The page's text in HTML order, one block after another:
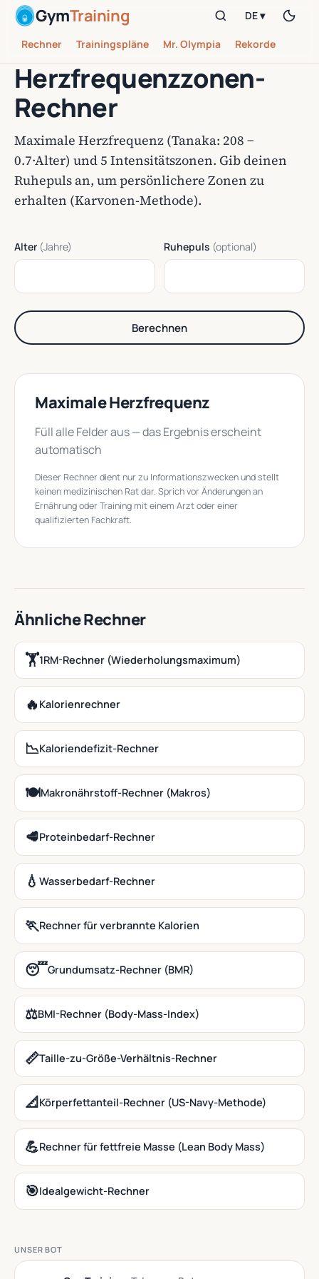
GymTraining
Rechner Trainingspläne Mr. Olympia Rekorde
DE ▾
Herzfrequenzzonen-
Rechner
Maximale Herzfrequenz (Tanaka: 208 −
0.7·Alter) und 5 Intensitätszonen. Gib deinen
Ruhepuls an, um persönlichere Zonen zu
erhalten (Karvonen-Methode).
Alter (Jahre) Ruhepuls (optional)
Berechnen
Maximale Herzfrequenz
Füll alle Felder aus — das Ergebnis erscheint
automatisch
Dieser Rechner dient nur zu Informationszwecken und stellt
keinen medizinischen Rat dar. Sprich vor Änderungen an
Ernährung oder Training mit einem Arzt oder einer
qualifizierten Fachkraft.
Ähnliche Rechner
🏋️1RM-Rechner (Wiederholungsmaximum)
🔥 Kalorienrechner
📉Kaloriendefizit-Rechner
🍽️Makronährstoff-Rechner (Makros)
🥩Proteinbedarf-Rechner
💧 Wasserbedarf-Rechner
🏃Rechner für verbrannte Kalorien
😴Grundumsatz-Rechner (BMR)
⚖️BMI-Rechner (Body-Mass-Index)
📏Taille-zu-Größe-Verhältnis-Rechner
📐 Körperfettanteil-Rechner (US-Navy-Methode)
💪Rechner für fettfreie Masse (Lean Body Mass)
🎯Idealgewicht-Rechner
UNSER BOT